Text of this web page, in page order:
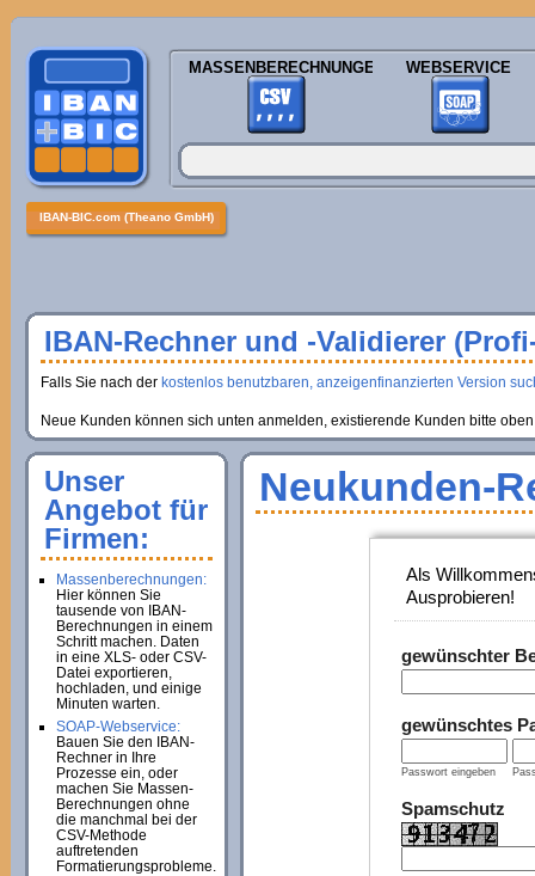
MASSENBERECHNUNGEN WEBSERVICE
IBAN-BIC.com (Theano GmbH)
IBAN-Rechner und -Validierer
Falls Sie nach der kostenlos benutzbaren, anzeigenfinanzierten Version
Neue Kunden können sich unten anmelden, existierende Kunden bitte
Neukunden-
Als
Ausprobieren!
gewünschter
gewünschtes
Passwort eingeben
Spamschutz
Unser
Angebot für
Firmen:
Massenberechnungen:
Hier können Sie
tausende von IBAN-
Berechnungen in einem
Schritt machen. Daten
in eine XLS- oder CSV-
Datei exportieren,
hochladen, und einige
Minuten warten.
SOAP-Webservice:
Bauen Sie den IBAN-
Rechner in Ihre
Prozesse ein, oder
machen Sie Massen-
Berechnungen ohne
die manchmal bei der
CSV-Methode
auftretenden
Formatierungsprobleme.